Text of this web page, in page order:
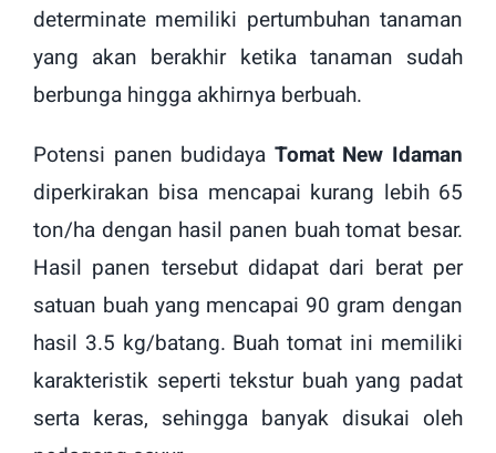
determinate memiliki pertumbuhan tanaman
yang akan berakhir ketika tanaman sudah
berbunga hingga akhirnya berbuah.
Potensi panen budidaya Tomat New Idaman
diperkirakan bisa mencapai kurang lebih 65
ton/ha dengan hasil panen buah tomat besar.
Hasil panen tersebut didapat dari berat per
satuan buah yang mencapai 90 gram dengan
hasil 3.5 kg/batang. Buah tomat ini memiliki
karakteristik seperti tekstur buah yang padat
serta keras, sehingga banyak disukai oleh